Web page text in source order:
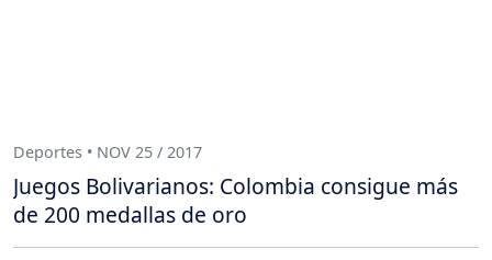
Deportes • NOV 25 / 2017
Juegos Bolivarianos: Colombia consigue más
de 200 medallas de oro